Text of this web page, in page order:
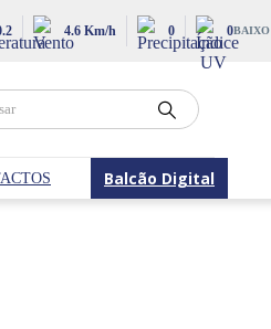
4.6 Km/h 0 0BAIXO
Balcão Digital